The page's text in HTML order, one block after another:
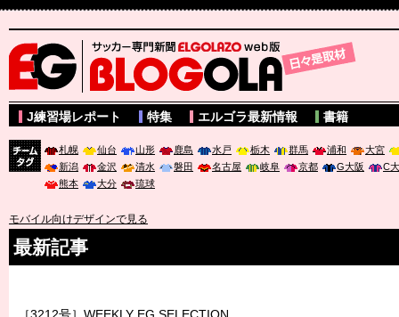
サッカー専門新聞ELGOLAZO web版 BLOGOLA
J練習場レポート 特集 エルゴラ最新情報 書籍
札幌 仙台 山形 鹿島 水戸 栃木 群馬 浦和
大宮
新潟
金沢 清水 磐田 名古屋 岐阜 京都 G大阪
C
熊本
大分 琉球
モバイル向けデザインで見る
最新記事